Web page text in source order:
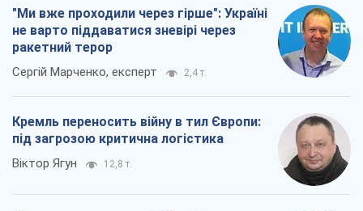
"Ми вже проходили через гірше": Україні
не варто піддаватися зневірі через
ракетний терор
Сергій Марченко, експерт 2,4 т.
Кремль переносить війну в тил Європи:
під загрозою критична логістика
Віктор Ягун 12,8 т.